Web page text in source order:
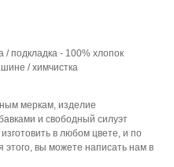
/ подкладка - 100% хлопок
/ химчистка
меркам, изделие
и свободный силуэт
в любом цвете, и по
вы можете написать нам в